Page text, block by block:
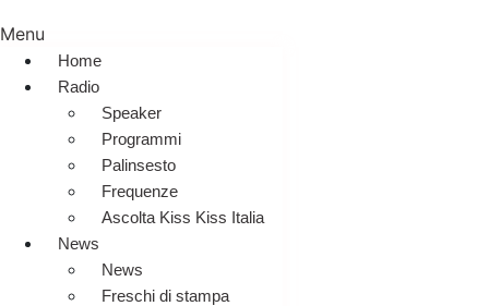
Menu
Home
Radio
Speaker
Programmi
Palinsesto
Frequenze
Ascolta Kiss Kiss Italia
News
News
Freschi di stampa